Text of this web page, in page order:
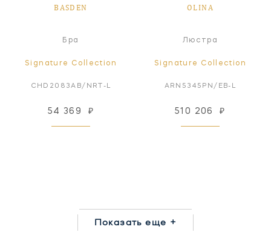
BASDEN
Бра
Signature Collection
CHD2083AB/NRT-L
54 369 ₽
OLINA
Люстра
Signature Collection
ARN5345PN/EB-L
510 206 ₽
Показать еще +